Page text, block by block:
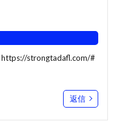
https://strongtadafl.com/#
返信